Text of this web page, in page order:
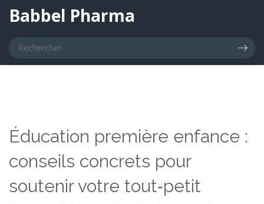
Babbel Pharma
Éducation première enfance :
conseils concrets pour
soutenir votre tout‑petit